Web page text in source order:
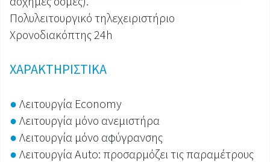
Πολυλειτουργικό τηλεχειριστήριο
Χρονοδιακόπτης 24h
ΧΑΡΑΚΤΗΡΙΣΤΙΚΑ
● Λειτουργία Economy
● Λειτουργία μόνο ανεμιστήρα
● Λειτουργία μόνο αφύγρανσης
● Λειτουργία Auto: προσαρμόζει τις παραμέτρους